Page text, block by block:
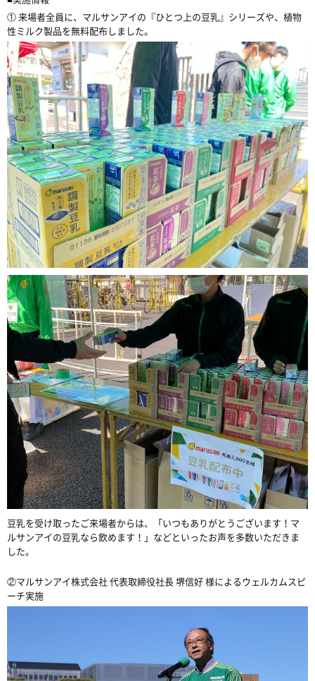
①来場者全員に、マルサンアイの 『ひとつ上の豆乳』シリーズや、 植物
性ミルク製品を無料配布しました。
豆乳を受け取ったご来場者からは、「いつもありがとうございます！マ
ルサンアイの豆乳なら飲めます！」などといったお声を多数いただきま
した。
②マルサンアイ株式会社代表取締役社長堺信好様によるウェルカムスピ
ーチ実施